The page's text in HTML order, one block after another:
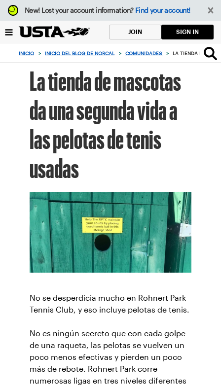
Enfoque
desde
botón
volver
New!Lost your account information? Find your account!
JOIN SIGN IN
INICIO > INICIO DEL BLOG DE NORCAL > COMUNIDADES > LA TIENDA DE
La tienda de mascotas
da una segunda vida a
las pelotas de tenis
usadas
No se desperdicia mucho en Rohnert Park
Tennis Club, y eso incluye pelotas de tenis.
No es ningún secreto que con cada golpe
de una raqueta, las pelotas se vuelven un
poco menos efectivas y pierden un poco
más de rebote. Rohnert Park corre
numerosas ligas en tres niveles diferentes